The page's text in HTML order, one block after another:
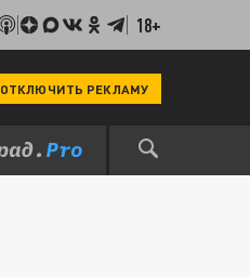
18+
ОТКЛЮЧИТЬ РЕКЛАМУ